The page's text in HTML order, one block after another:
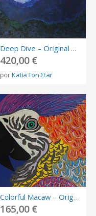
Deep Dive – Original Acrylic Painting on Stretched Canvas | 40 × 50 cm | OOAK
420,00 €
porKatia Fon Σtar
Colorful Macaw – Original Acrylic Painting on Stretched Canvas | 18 × 24 cm | OOAK
165,00 €